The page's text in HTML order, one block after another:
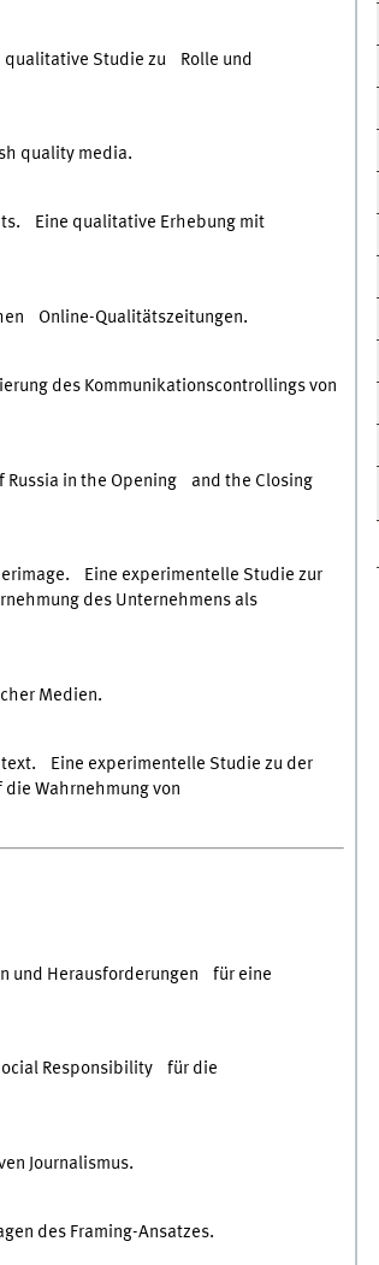
qualitative Studie zu Rolle und
quality media.
Eine qualitative Erhebung mit
Online-Qualitätszeitungen.
des Kommunikationscontrollings von
Russia in the Opening and the Closing
Eine experimentelle Studie zur
des Unternehmens als
Medien.
Eine experimentelle Studie zu der
Wahrnehmung von
und Herausforderungen für eine
Responsibility für die
Journalismus.
des Framing-Ansatzes.